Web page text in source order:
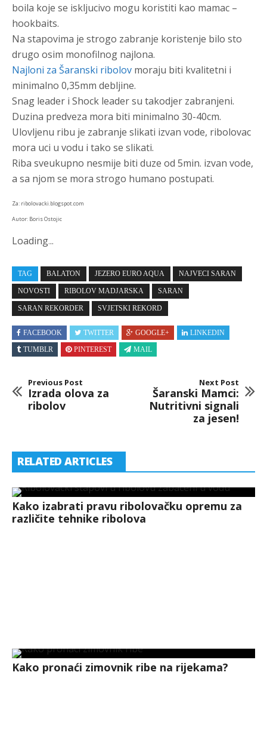
boila koje se iskljucivo mogu koristiti kao mamac –
hookbaits.
Na stapovima je strogo zabranje koristenje bilo sto
drugo osim monofilnog najlona.
Najloni za Šaranski ribolov moraju biti kvalitetni i
minimalno 0,35mm debljine.
Snag leader i Shock leader su takodjer zabranjeni.
Duzina predveza mora biti minimalno 30-40cm.
Ulovljenu ribu je zabranje slikati izvan vode, ribolovac
mora uci u vodu i tako se slikati.
Riba sveukupno nesmije biti duze od 5min. izvan vode,
a sa njom se mora strogo humano postupati.
Za: ribolovacki.blogspot.com
Autor: Boris Ostojic
Loading...
TAG BALATON JEZERO EURO AQUA NAJVECI SARAN
NOVOSTI RIBOLOV MADJARSKA SARAN
SARAN REKORDER SVJETSKI REKORD
FACEBOOK TWITTER GOOGLE+
LINKEDIN
TUMBLR
PINTEREST MAIL
Previous Post
Izrada olova za
ribolov
Next Post
Šaranski Mamci:
Nutritivni signali
za jesen!
RELATED ARTICLES
Kako izabrati pravu ribolovačku opremu za
različite tehnike ribolova
Kako pronaći zimovnik ribe na rijekama?